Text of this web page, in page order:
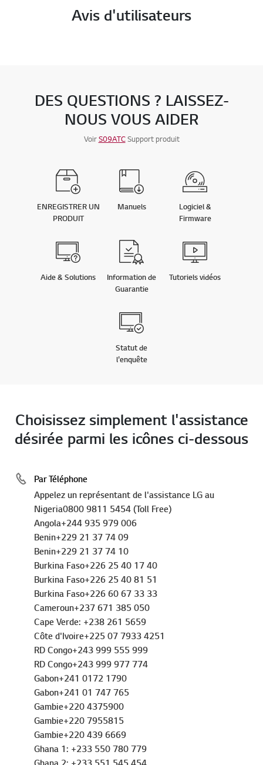
Avis d'utilisateurs
DES QUESTIONS ? LAISSEZ-
NOUS VOUS AIDER
VoirS09ATCSupport produit
ENREGISTRER UN
PRODUIT
Manuels
Logiciel &
Firmware
Aide & Solutions
Information de
Guarantie
Tutoriels vidéos
Statut de
l'enquête
Choisissez simplement l'assistance
désirée parmi les icônes ci-dessous
Par Téléphone
Appelez un représentant de l'assistance LG au
Nigeria0800 9811 5454 (Toll Free)
Angola+244 935 979 006
Benin+229 21 37 74 09
Benin+229 21 37 74 10
Burkina Faso+226 25 40 17 40
Burkina Faso+226 25 40 81 51
Burkina Faso+226 60 67 33 33
Cameroun+237 671 385 050
Cape Verde: +238 261 5659
Côte d'Ivoire+225 07 7933 4251
RD Congo+243 999 555 999
RD Congo+243 999 977 774
Gabon+241 0172 1790
Gabon+241 01 747 765
Gambie+220 4375900
Gambie+220 7955815
Gambie+220 439 6669
Ghana 1: +233 550 780 779